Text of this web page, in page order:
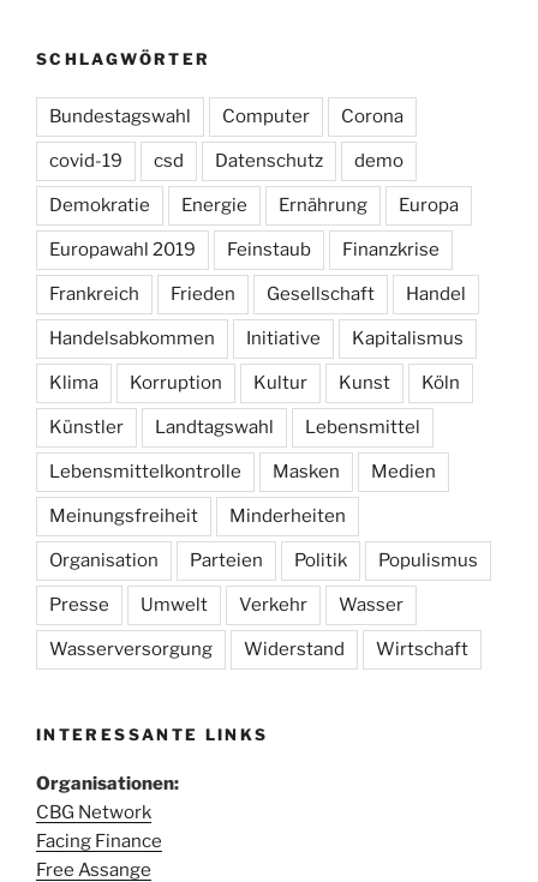
SCHLAGWÖRTER
Bundestagswahl Computer Corona
covid-19 csd Datenschutz demo
Demokratie Energie Ernährung Europa
Europawahl 2019 Feinstaub Finanzkrise
Frankreich Frieden Gesellschaft Handel
Handelsabkommen Initiative Kapitalismus
Klima Korruption Kultur Kunst Köln
Künstler Landtagswahl Lebensmittel
Lebensmittelkontrolle Masken Medien
Meinungsfreiheit Minderheiten
Organisation Parteien Politik Populismus
Presse Umwelt Verkehr Wasser
Wasserversorgung Widerstand Wirtschaft
INTERESSANTE LINKS
Organisationen:
CBG Network
Facing Finance
Free Assange